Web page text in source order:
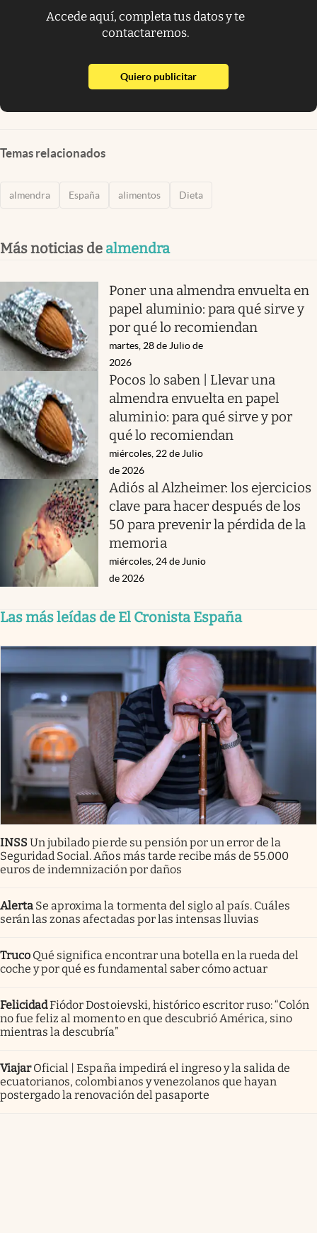
Accede aquí, completa tus datos y te
contactaremos.
Quiero publicitarabre en nueva pestaña
Temas relacionados
almendra España alimentos Dieta
Más noticias de almendra
Poner una almendra envuelta en
papel aluminio: para qué sirve y
por qué lo recomiendan
martes, 28 de Julio de
2026
Pocos lo saben | Llevar una
almendra envuelta en papel
aluminio: para qué sirve y por
qué lo recomiendan
miércoles, 22 de Julio
de 2026
Adiós al Alzheimer: los ejercicios
clave para hacer después de los
50 para prevenir la pérdida de la
memoria
miércoles, 24 de Junio
de 2026
Las más leídas de El Cronista España
INSSUn jubilado pierde su pensión por un error de la
Seguridad Social. Años más tarde recibe más de 55.000
euros de indemnización por daños
Alerta Se aproxima la tormenta del siglo al país. Cuáles
serán las zonas afectadas por las intensas lluvias
Truco Qué significa encontrar una botella en la rueda del
coche y por qué es fundamental saber cómo actuar
FelicidadFiódor Dostoievski, histórico escritor ruso: “Colón
no fue feliz al momento en que descubrió América, sino
mientras la descubría”
Viajar Oficial | España impedirá el ingreso y la salida de
ecuatorianos, colombianos y venezolanos que hayan
postergado la renovación del pasaporte